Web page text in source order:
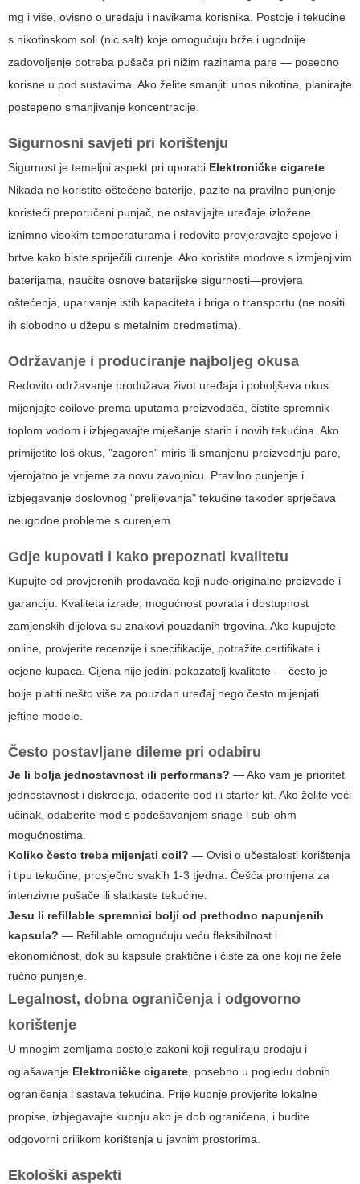
mg i više, ovisno o uređaju i navikama korisnika. Postoje i tekućine
s nikotinskom soli (nic salt) koje omogućuju brže i ugodnije
zadovoljenje potreba pušača pri nižim razinama pare — posebno
korisne u pod sustavima. Ako želite smanjiti unos nikotina, planirajte
postepeno smanjivanje koncentracije.
Sigurnosni savjeti pri korištenju
Sigurnost je temeljni aspekt pri uporabi Elektroničke cigarete
Nikada ne koristite oštećene baterije, pazite na pravilno punjenje
koristeći preporučeni punjač, ne ostavljajte uređaje izložene
iznimno visokim temperaturama i redovito provjeravajte spojeve i
brtve kako biste spriječili curenje. Ako koristite modove s izmjenjivim
baterijama, naučite osnove baterijske sigurnosti—provjera
oštećenja, uparivanje istih kapaciteta i briga o transportu (ne nositi
ih slobodno u džepu s metalnim predmetima).
Održavanje i produciranje najboljeg okusa
Redovito održavanje produžava život uređaja i poboljšava okus:
mijenjajte coilove prema uputama proizvođača, čistite spremnik
toplom vodom i izbjegavajte miješanje starih i novih tekućina. Ako
primijetite loš okus, "zagoren" miris ili smanjenu proizvodnju pare,
vjerojatno je vrijeme za novu zavojnicu. Pravilno punjenje i
izbjegavanje doslovnog "prelijevanja" tekućine također sprječava
neugodne probleme s curenjem.
Gdje kupovati i kako prepoznati kvalitetu
Kupujte od provjerenih prodavača koji nude originalne proizvode i
garanciju. Kvaliteta izrade, mogućnost povrata i dostupnost
zamjenskih dijelova su znakovi pouzdanih trgovina. Ako kupujete
online, provjerite recenzije i specifikacije, potražite certifikate i
ocjene kupaca. Cijena nije jedini pokazatelj kvalitete — često je
bolje platiti nešto više za pouzdan uređaj nego često mijenjati
jeftine modele.
Često postavljane dileme pri odabiru
Je li bolja jednostavnost ili performans? — Ako vam je prioritet
jednostavnost i diskrecija, odaberite pod ili starter kit. Ako želite veći
učinak, odaberite mod s podešavanjem snage i sub-ohm
mogućnostima.
Koliko često treba mijenjati coil? — Ovisi o učestalosti korištenja
i tipu tekućine; prosječno svakih 1-3 tjedna. Češća promjena za
intenzivne pušače ili slatkaste tekućine.
Jesu li refillable spremnici bolji od prethodno napunjenih
kapsula? — Refillable omogućuju veću fleksibilnost i
ekonomičnost, dok su kapsule praktične i čiste za one koji ne žele
ručno punjenje.
Legalnost, dobna ograničenja i odgovorno
korištenje
U mnogim zemljama postoje zakoni koji reguliraju prodaju i
oglašavanje Elektroničke cigarete , posebno u pogledu dobnih
ograničenja i sastava tekućina. Prije kupnje provjerite lokalne
propise, izbjegavajte kupnju ako je dob ograničena, i budite
odgovorni prilikom korištenja u javnim prostorima.
Ekološki aspekti